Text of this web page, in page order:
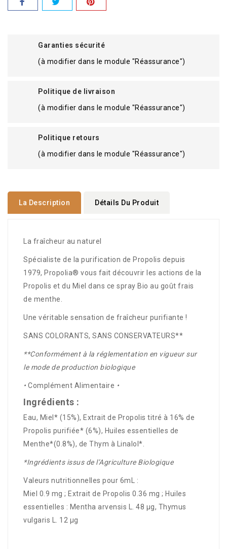
Garanties sécurité
(à modifier dans le module "Réassurance")
Politique de livraison
(à modifier dans le module "Réassurance")
Politique retours
(à modifier dans le module "Réassurance")
La Description Détails Du Produit
La fraîcheur au naturel
Spécialiste de la purification de Propolis depuis
1979, Propolia® vous fait découvrir les actions de la
Propolis et du Miel dans ce spray Bio au goût frais
de menthe.
Une véritable sensation de fraîcheur purifiante !
SANS COLORANTS, SANS CONSERVATEURS**
**Conformément à la réglementation en vigueur sur
le mode de production biologique
• Complément Alimentaire •
Ingrédients :
Eau, Miel* (15%), Extrait de Propolis titré à 16% de
Propolis purifiée* (6%), Huiles essentielles de
Menthe*(0.8%), de Thym à Linalol*.
*Ingrédients issus de l’Agriculture Biologique
Valeurs nutritionnelles pour 6mL :
Miel 0.9 mg ; Extrait de Propolis 0.36 mg ; Huiles
essentielles : Mentha arvensis L. 48 µg, Thymus
vulgaris L. 12 µg